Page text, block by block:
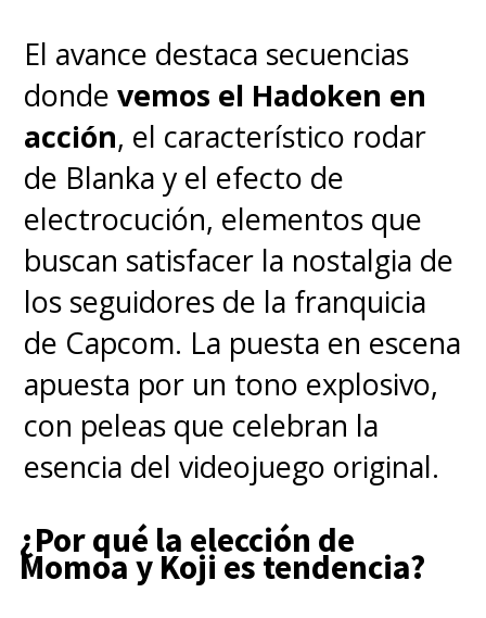
El avance destaca secuencias
dondevemos el Hadoken en
acción, el característico rodar
de Blanka y el efecto de
electrocución, elementos que
buscan satisfacer la nostalgia de
los seguidores de la franquicia
de Capcom. La puesta en escena
apuesta por un tono explosivo,
con peleas que celebran la
esencia del videojuego original.
¿Por qué la elección de
Momoa y Koji es tendencia?